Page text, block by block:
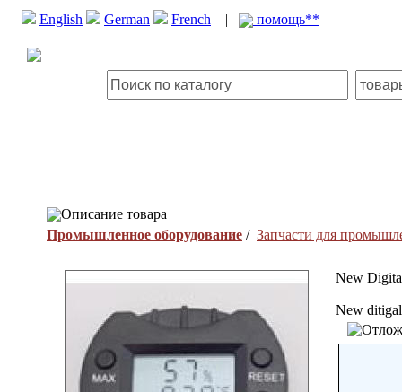
English German French | помощь**
Описание товара
Промышленное оборудование / Запчасти для
New
New